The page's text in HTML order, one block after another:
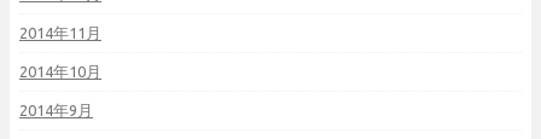
2014年11月
2014年10月
2014年9月